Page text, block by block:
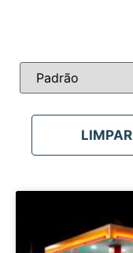
Sort Products
LIMPAR